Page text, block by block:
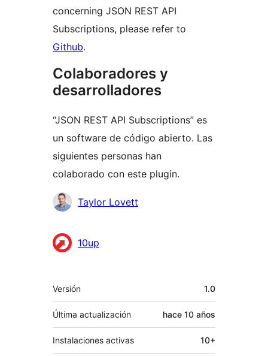
concerning JSON REST API
Subscriptions, please refer to
Github.
Colaboradores y
desarrolladores
“JSON REST API Subscriptions” es
un software de código abierto. Las
siguientes personas han
colaborado con este plugin.
Colaboradores
Taylor Lovett
10up
Meta
Versión 1.0
Última actualización hace 10 años
Instalaciones activas 10+